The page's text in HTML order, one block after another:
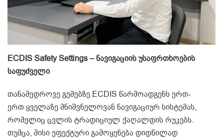
ECDIS Safety Settings – ნავიგაციის უსაფრთხოების
საფუძველი
თანამედროვე გემებზე ECDIS წარმოადგენს ერთ-
ერთ ყველაზე მნიშვნელოვან ნავიგაციურ სისტემას,
რომელიც ცვლის ტრადიციულ ქაღალდის რუკებს.
თუმცა, მისი ეფექტური გამოყენება დიდწილად